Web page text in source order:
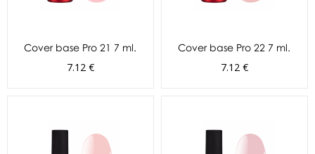
Cover base Pro 21 7 ml.
7.12 €
Cover base Pro 22 7 ml.
7.12 €